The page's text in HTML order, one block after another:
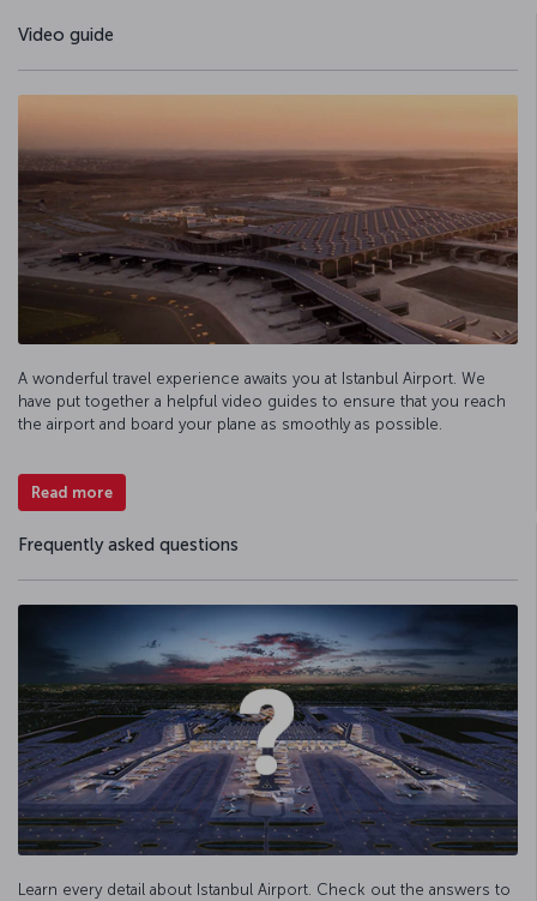
Video guide
A wonderful travel experience awaits you at Istanbul Airport. We
have put together a helpful video guides to ensure that you reach
the airport and board your plane as smoothly as possible.
Read more
Frequently asked questions
Learn every detail about Istanbul Airport. Check out the answers to